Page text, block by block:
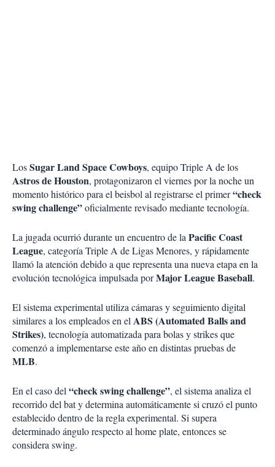
LosSugar Land Space Cowboys, equipo Triple A de los
Astros de Houston, protagonizaron el viernes por la noche un
momento histórico para el beisbol al registrarse el primer“check
swing challenge”oficialmente revisado mediante tecnología.
La jugada ocurrió durante un encuentro de laPacific Coast
League, categoría Triple A de Ligas Menores, y rápidamente
llamó la atención debido a que representa una nueva etapa en la
evolución tecnológica impulsada porMajor League Baseball.
El sistema experimental utiliza cámaras y seguimiento digital
similares a los empleados en elABS (Automated Balls and
Strikes), tecnología automatizada para bolas y strikes que
comenzó a implementarse este año en distintas pruebas de
MLB.
En el caso del“check swing challenge”, el sistema analiza el
recorrido del bat y determina automáticamente si cruzó el punto
establecido dentro de la regla experimental. Si supera
determinado ángulo respecto al home plate, entonces se
considera swing.